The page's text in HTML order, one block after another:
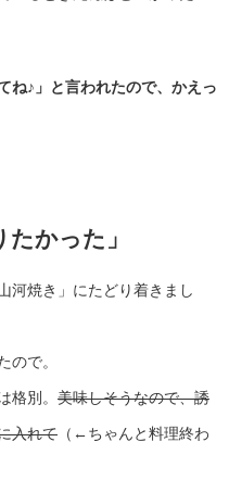
ね♪」と言われたので、かえっ
たかった」
河焼き」にたどり着きまし
ので。
格別。 美味しそうなので、誘
入れて （←ちゃんと料理終わ